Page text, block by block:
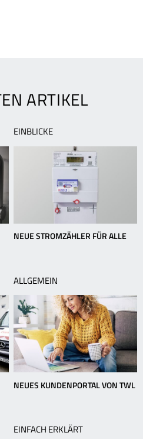
ARTIKEL
EINBLICKE
NEUE STROMZÄHLER FÜR ALLE
ALLGEMEIN
NEUES KUNDENPORTAL VON TWL
EINFACH ERKLÄRT